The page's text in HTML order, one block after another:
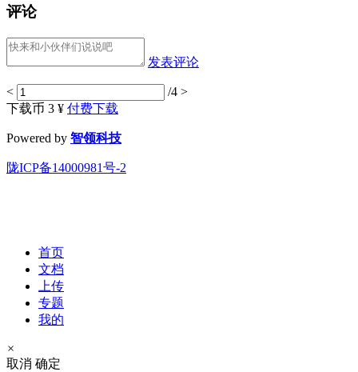
评论
发表评论
< /4 >
下载币 3 ¥ 付费下载
Powered by 智领科技
陇ICP备14000981号-2
首页
文档
上传
专题
我的
×
取消 确定